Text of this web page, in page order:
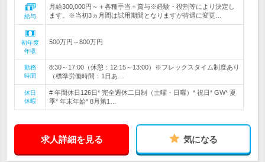
給与
月給300,000円～＋各種手当＋賞与※経験・役割等により決定し
ます。※当初3ヵ月間は試用期間となりますが待遇に変更…
初年度
年収
500万円～800万円
勤務
時間
8:30～17:00（休憩：12:15～13:00）※フレックスタイム制度あり
（標準労働時間：1日あ…
休日
休暇
# 年間休日126日* 完全週休二日制（土曜・日曜）* 祝日* GW* 夏
季* 年末年始* 8月第1…
求人詳細を見る 気になる